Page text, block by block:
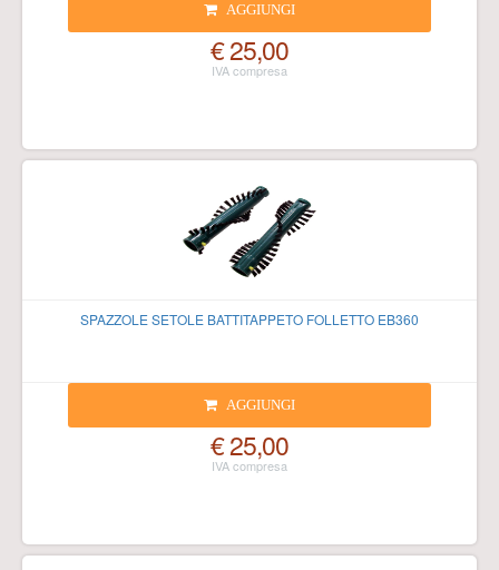
AGGIUNGI
€ 25,00
SPAZZOLE SETOLE BATTITAPPETO FOLLETTO EB360
AGGIUNGI
€ 25,00